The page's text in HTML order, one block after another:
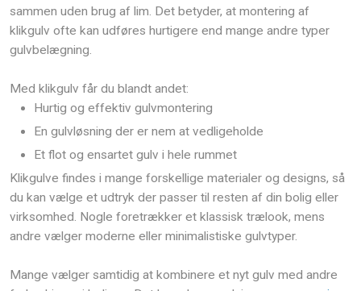
sammen uden brug af lim. Det betyder, at montering af
klikgulv ofte kan udføres hurtigere end mange andre typer
gulvbelægning.
Med klikgulv får du blandt andet:
​Hurtig og effektiv gulvmontering
​En gulvløsning der er nem at vedligeholde
​Et flot og ensartet gulv i hele rummet
Klikgulve findes i mange forskellige materialer og designs, så
du kan vælge et udtryk der passer til resten af din bolig eller
virksomhed. Nogle foretrækker et klassisk trælook, mens
andre vælger moderne eller minimalistiske gulvtyper.
Mange vælger samtidig at kombinere et nyt gulv med andre